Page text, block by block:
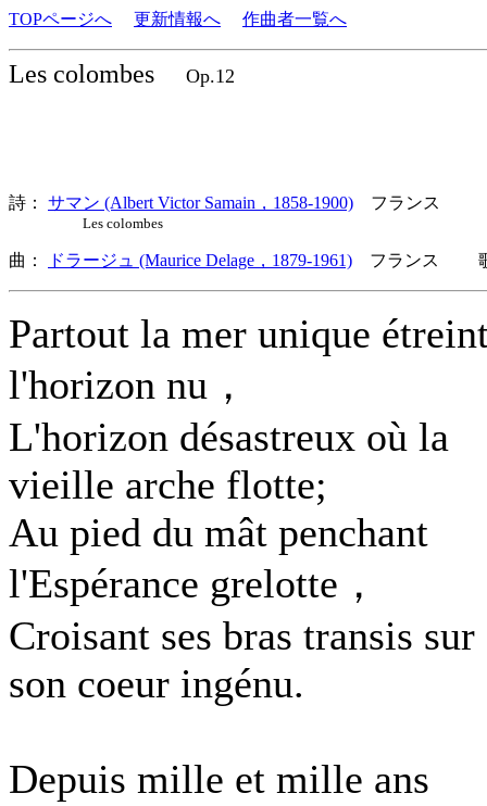
TOPページへ 更新情報へ 作曲者一覧へ
Les colombes Op.12
詩： サマン (Albert Victor Samain，1858-1900) フランス
Les colombes
曲： ドラージュ (Maurice Delage，1879-1961) フランス 歌
Partout la mer unique
l'horizon nu，
L'horizon désastreux où la
vieille arche flotte;
Au pied du mât penchant
l'Espérance grelotte，
Croisant ses bras transis sur
son coeur ingénu.
Depuis mille et mille ans